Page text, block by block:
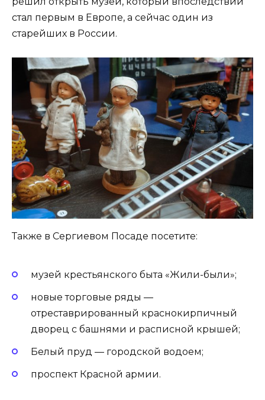
стал первым в Европе, а сейчас один из
старейших в России.
Также в Сергиевом Посаде посетите:
музей крестьянского быта «Жили-были»;
новые торговые ряды —
отреставрированный краснокирпичный
дворец с башнями и расписной крышей;
Белый пруд — городской водоем;
проспект Красной армии.